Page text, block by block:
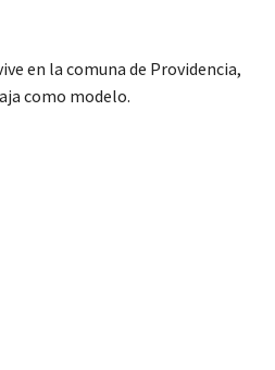
en la comuna de Providencia,
como modelo.